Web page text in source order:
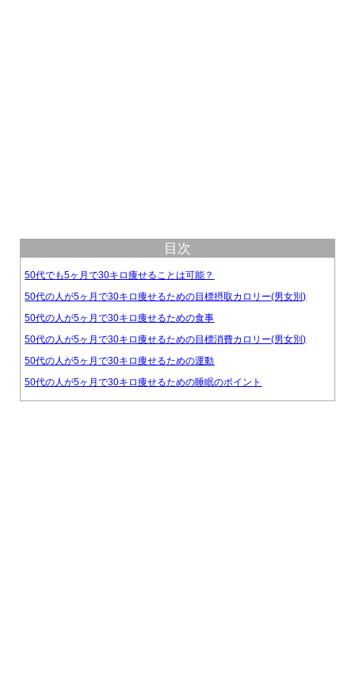
目次
50代でも5ヶ月で30キロ痩せることは可能？
50代の人が5ヶ月で30キロ痩せるための目標摂取カロリー(男女別)
50代の人が5ヶ月で30キロ痩せるための食事
50代の人が5ヶ月で30キロ痩せるための目標消費カロリー(男女別)
50代の人が5ヶ月で30キロ痩せるための運動
50代の人が5ヶ月で30キロ痩せるための睡眠のポイント